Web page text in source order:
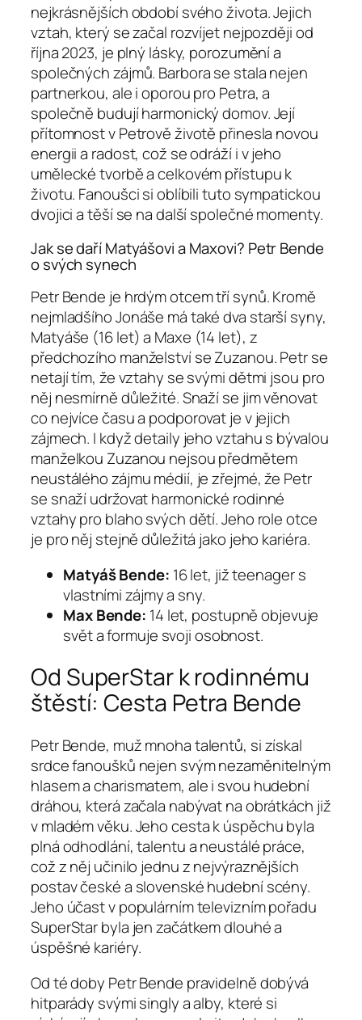
nejkrásnějších období svého života. Jejich
vztah, který se začal rozvíjet nejpozději od
října 2023, je plný lásky, porozumění a
společných zájmů. Barbora se stala nejen
partnerkou, ale i oporou pro Petra, a
společně budují harmonický domov. Její
přítomnost v Petrově životě přinesla novou
energii a radost, což se odráží i v jeho
umělecké tvorbě a celkovém přístupu k
životu. Fanoušci si oblíbili tuto sympatickou
dvojici a těší se na další společné momenty.
Jak se daří Matyášovi a Maxovi? Petr Bende
o svých synech
Petr Bende je hrdým otcem tří synů. Kromě
nejmladšího Jonáše má také dva starší syny,
Matyáše (16 let) a Maxe (14 let), z
předchozího manželství se Zuzanou. Petr se
netají tím, že vztahy se svými dětmi jsou pro
něj nesmírně důležité. Snaží se jim věnovat
co nejvíce času a podporovat je v jejich
zájmech. I když detaily jeho vztahu s bývalou
manželkou Zuzanou nejsou předmětem
neustálého zájmu médií, je zřejmé, že Petr
se snaží udržovat harmonické rodinné
vztahy pro blaho svých dětí. Jeho role otce
je pro něj stejně důležitá jako jeho kariéra.
Matyáš Bende: 16 let, již teenager s
vlastními zájmy a sny.
Max Bende: 14 let, postupně objevuje
svět a formuje svoji osobnost.
Od SuperStar k rodinnému
štěstí: Cesta Petra Bende
Petr Bende, muž mnoha talentů, si získal
srdce fanoušků nejen svým nezaměnitelným
hlasem a charismatem, ale i svou hudební
dráhou, která začala nabývat na obrátkách již
v mladém věku. Jeho cesta k úspěchu byla
plná odhodlání, talentu a neustálé práce,
což z něj učinilo jednu z nejvýraznějších
postav české a slovenské hudební scény.
Jeho účast v populárním televizním pořadu
SuperStar byla jen začátkem dlouhé a
úspěšné kariéry.
Od té doby Petr Bende pravidelně dobývá
hitparády svými singly a alby, které si